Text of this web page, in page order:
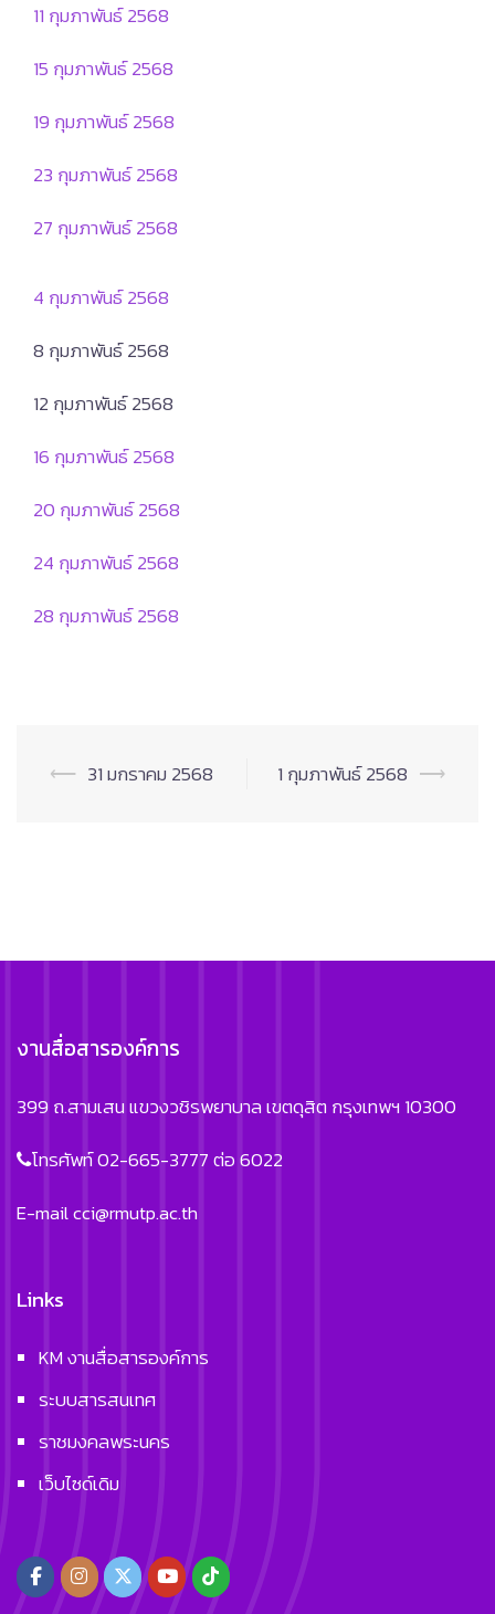
11 กุมภาพันธ์ 2568
15 กุมภาพันธ์ 2568
19 กุมภาพันธ์ 2568
23 กุมภาพันธ์ 2568
27 กุมภาพันธ์ 2568
4 กุมภาพันธ์ 2568
8 กุมภาพันธ์ 2568
12 กุมภาพันธ์ 2568
16 กุมภาพันธ์ 2568
20 กุมภาพันธ์ 2568
24 กุมภาพันธ์ 2568
28 กุมภาพันธ์ 2568
Post
⟵ 31 มกราคม 2568 1 กุมภาพันธ์ 2568 ⟶
งานสื่อสารองค์การ
399 ถ.สามเสน แขวงวชิรพยาบาล เขตดุสิต กรุงเทพฯ 10300
โทรศัพท์ 02-665-3777 ต่อ 6022
E-mailcci@rmutp.ac.th
Links
KM งานสื่อสารองค์การ
ระบบสารสนเทศ
ราชมงคลพระนคร
เว็บไซด์เดิม